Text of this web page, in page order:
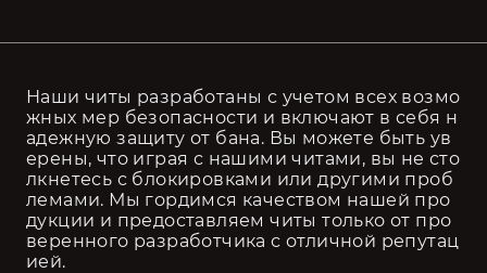
Наши читы разработаны с учетом всех возмо
жных мер безопасности и включают в себя н
адежную защиту от бана. Вы можете быть ув
ерены, что играя с нашими читами, вы не сто
лкнетесь с блокировками или другими проб
лемами. Мы гордимся качеством нашей про
дукции и предоставляем читы только от про
веренного разработчика с отличной репутац
ией.